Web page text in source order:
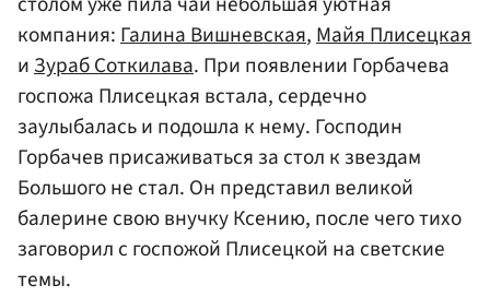
компания:Галина Вишневская,Майя Плисецкая
иЗураб Соткилава. При появлении Горбачева
госпожа Плисецкая встала, сердечно
заулыбалась и подошла к нему. Господин
Горбачев присаживаться за стол к звездам
Большого не стал. Он представил великой
балерине свою внучку Ксению, после чего тихо
заговорил с госпожой Плисецкой на светские
темы.